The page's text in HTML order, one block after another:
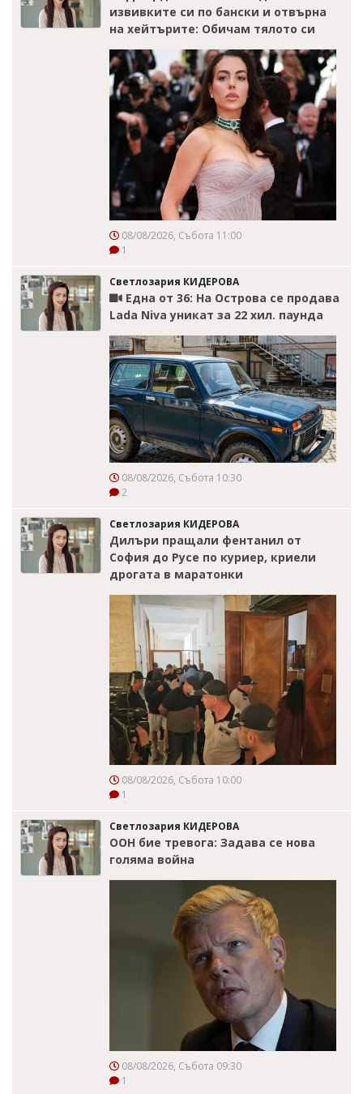
извивките си по бански и отвърна
на хейтърите: Обичам тялото си
08/08/2026, Събота 11:00
1
Светлозария КИДЕРОВА
Една от 36: На Острова се продава
Lada Niva уникат за 22 хил. паунда
08/08/2026, Събота 10:30
2
Светлозария КИДЕРОВА
Дилъри пращали фентанил от
София до Русе по куриер, криели
дрогата в маратонки
08/08/2026, Събота 10:00
1
Светлозария КИДЕРОВА
ООН бие тревога: Задава се нова
голяма война
08/08/2026, Събота 09:30
1